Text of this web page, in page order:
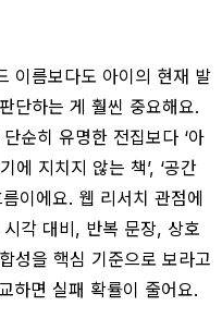
이름보다도 아이의 현재 발
단하는 게 훨씬 중요해요.
순히 유명한 전집보다 ‘아
에 지치지 않는 책’, ‘공간
이에요. 웹 리서치 관점에
각 대비, 반복 문장, 상호
성을 핵심 기준으로 보라고
하면 실패 확률이 줄어요.